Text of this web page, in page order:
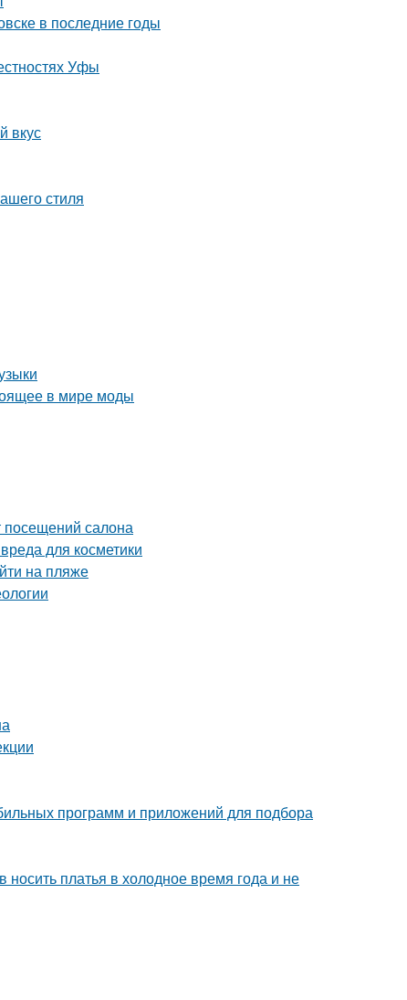
в последние годы
Уфы
вкус
стиля
в мире моды
посещений салона
для косметики
на пляже
программ и приложений для подбора
носить платья в холодное время года и не